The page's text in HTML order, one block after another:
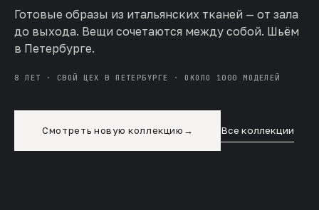
Готовые образы из итальянских тканей — от зала
до выхода. Вещи сочетаются между собой. Шьём
в Петербурге.
8 ЛЕТ · СВОЙ ЦЕХ В ПЕТЕРБУРГЕ · ОКОЛО 1000 МОДЕЛЕЙ
Смотреть новую коллекцию → Все коллекции